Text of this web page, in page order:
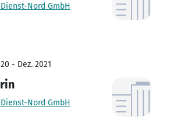
Nord GmbH
- Dez. 2021
Nord GmbH